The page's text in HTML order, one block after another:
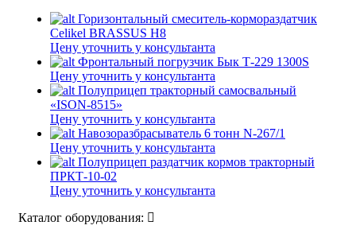
Горизонтальный смеситель-кормораздатчик
Celikel BRASSUS H8
Цену уточнить у консультанта
Фронтальный погрузчик Бык Т-229 1300S
Цену уточнить у консультанта
Полуприцеп тракторный самосвальный
«ISON-8515»
Цену уточнить у консультанта
Навозоразбрасыватель 6 тонн N-267/1
Цену уточнить у консультанта
Полуприцеп раздатчик кормов тракторный
ПРКТ-10-02
Цену уточнить у консультанта
Каталог оборудования: